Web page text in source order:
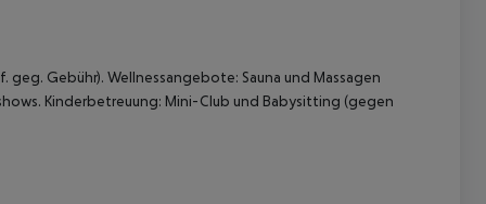
Gebühr). Wellnessangebote: Sauna und Massagen
Kinderbetreuung: Mini-Club und Babysitting (gegen